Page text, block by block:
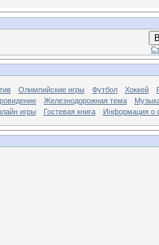
Олимпийские игры Футбол Хоккей
Железнодорожная тема
игры
Гостевая книга Информация о